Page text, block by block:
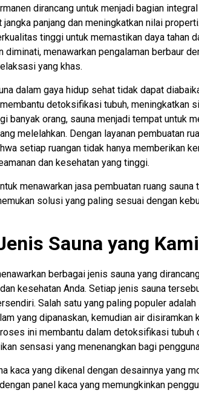
dirancang untuk menjadi bagian
panjang dan meningkatkan nilai
tinggi untuk memastikan daya tahan
diminati, menawarkan pengalaman berbaur
yang khas.
dalam gaya hidup sehat tidak dapat
detoksifikasi tubuh, meningkatkan
banyak orang, sauna menjadi tempat untuk
melelahkan. Dengan layanan pembuatan
setiap ruangan tidak hanya memberikan
dan kesehatan yang tinggi.
menawarkan jasa pembuatan ruang
solusi yang paling sesuai dengan
Sauna yang
berbagai jenis sauna yang
kesehatan Anda. Setiap jenis sauna
Salah satu yang paling populer adalah
yang dipanaskan, kemudian air disiramkan
ini membantu dalam detoksifikasi
sensasi yang menenangkan bagi
kaca yang dikenal dengan desainnya yang
panel kaca yang memungkinkan